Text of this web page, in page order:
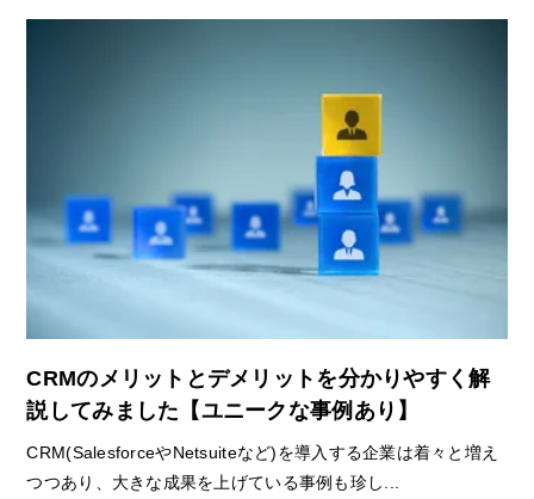
CRMのメリットとデメリットを分かりやすく解
説してみました【ユニークな事例あり】
CRM(SalesforceやNetsuiteなど)を導入する企業は着々と増え
つつあり、大きな成果を上げている事例も珍し...